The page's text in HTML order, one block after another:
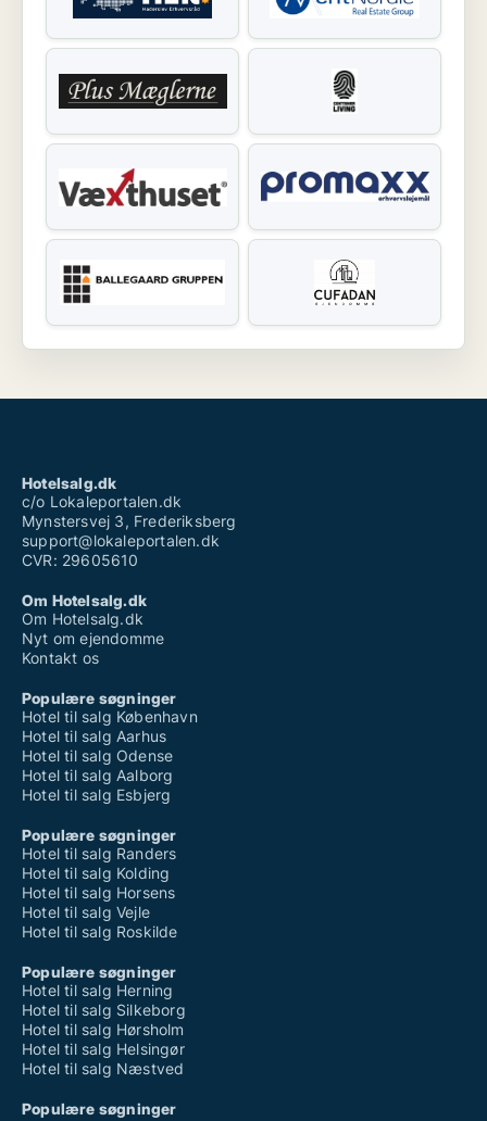
Hotelsalg.dk
c/o Lokaleportalen.dk
Mynstersvej 3, Frederiksberg
support@lokaleportalen.dk
CVR: 29605610
Om Hotelsalg.dk
Om Hotelsalg.dk
Nyt om ejendomme
Kontakt os
Populære søgninger
Hotel til salg København
Hotel til salg Aarhus
Hotel til salg Odense
Hotel til salg Aalborg
Hotel til salg Esbjerg
Populære søgninger
Hotel til salg Randers
Hotel til salg Kolding
Hotel til salg Horsens
Hotel til salg Vejle
Hotel til salg Roskilde
Populære søgninger
Hotel til salg Herning
Hotel til salg Silkeborg
Hotel til salg Hørsholm
Hotel til salg Helsingør
Hotel til salg Næstved
Populære søgninger